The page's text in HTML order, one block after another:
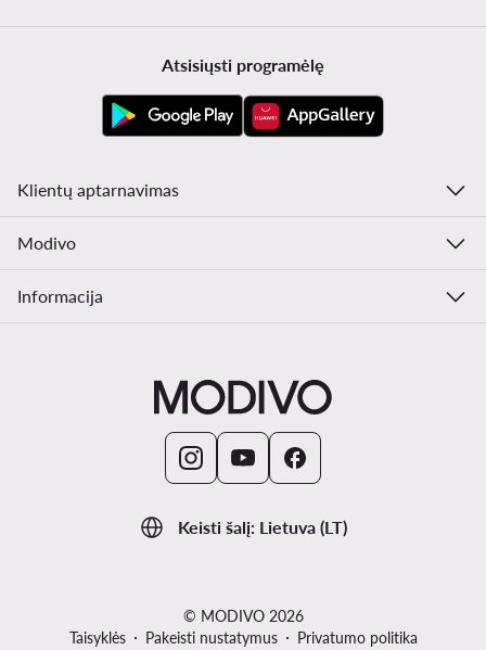
Keisti šalį: Lietuva (LT)
Atsisiųsti programėlę
Klientų aptarnavimas
Modivo
Informacija
© MODIVO 2026
Taisyklės
Pakeisti nustatymus Privatumo politika